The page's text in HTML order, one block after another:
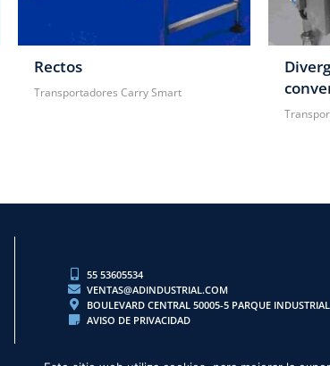
Rectos
Transportadores Carry Smart
55 53605534
VENTAS@ADINDUSTRIAL.COM
BOULEVARD CENTRAL 50005-5 PARQUE
AVISO DE PRIVACIDAD